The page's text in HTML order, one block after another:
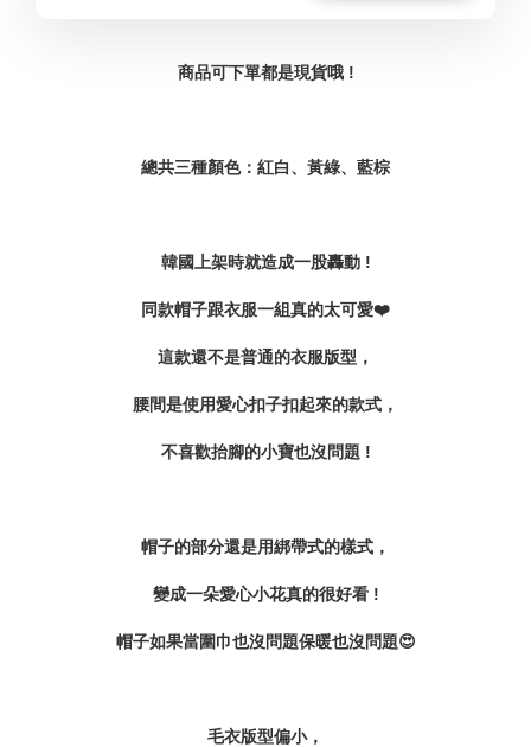
商品可下單都是現貨哦 !
總共三種顏色：紅白、黃綠、藍棕
韓國上架時就造成一股轟動 !
同款帽子跟衣服一組真的太可愛❤️
這款還不是普通的衣服版型，
腰間是使用愛心扣子扣起來的款式，
不喜歡抬腳的小寶也沒問題 !
帽子的部分還是用綁帶式的樣式，
變成一朵愛心小花真的很好看 !
帽子如果當圍巾也沒問題保暖也沒問題😍
毛衣版型偏小，